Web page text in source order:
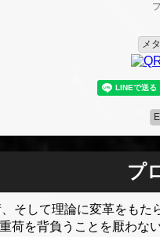
メ
プ
そして理論に変革をも
荷を背負うことを厭わない